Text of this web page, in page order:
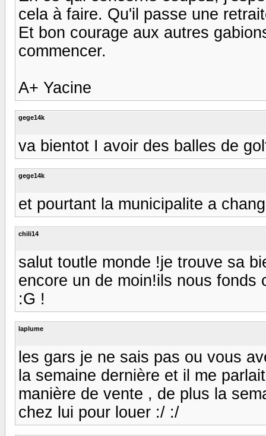
cela à faire. Qu'il passe une
Et bon courage aux autres
commencer.
A+ Yacine
gege14k
va bientot I avoir des balles de
gege14k
et pourtant la municipalite a
chili14
salut toutle monde !je trouve sa
encore un de moin!ils nous
:G !
laplume
les gars je ne sais pas ou vous
la semaine dernière et il me
manière de vente , de plus la
chez lui pour louer :/ :/